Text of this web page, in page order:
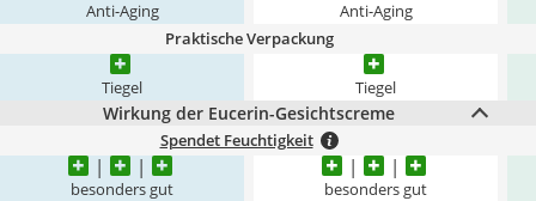
Anti-Aging Anti-Aging
Praktische Verpackung
Tiegel Tiegel
Wirkung der Eucerin-Gesichtscreme
Spendet Feuchtigkeit
besonders gut besonders gut